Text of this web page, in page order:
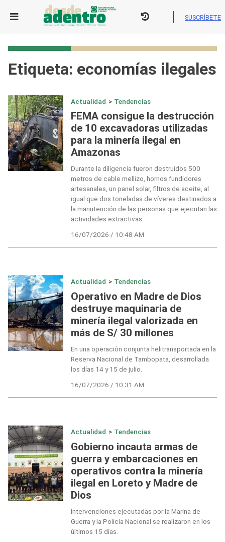
SUSCRÍBETE
Etiqueta: economías ilegales
Actualidad > Tendencias
FEMA consigue la destrucción
de 10 excavadoras utilizadas
para la minería ilegal en
Amazonas
Durante la diligencia fueron destruidos 500
metros de cable mellizo, hornos fundidores
artesanales, un panel solar, filtros de aceite, al
igual que dos toneladas de víveres destinados a
la manutención de las personas que ejecutan las
actividades extractivas.
16/07/2026 / 10:48 AM
Actualidad > Tendencias
Operativo en Madre de Dios
destruye maquinaria de
minería ilegal valorizada en
más de S/ 30 millones
En una operación conjunta helitransportada en la
Reserva Nacional de Tambopata, desarrollada
los días 14 y 15 de julio.
16/07/2026 / 10:31 AM
Actualidad > Tendencias
Gobierno incauta armas de
guerra y embarcaciones en
operativos contra la minería
ilegal en Loreto y Madre de
Dios
Intervenciones ejecutadas por la Marina de
Guerra y la Policía Nacional se realizaron en los
últimos 15 días.